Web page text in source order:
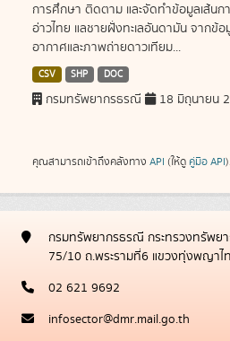
การศึกษา ติดตาม และจัดทำข้อมูลเส้นก
อ่าวไทย แลชายฝั่งทะเลอันดามัน จากข้
อากาศและภาพถ่ายดาวเทียม...
CSV SHP DOC
กรมทรัพยากรธรณี 18 มิถุนายน
คุณสามารถเข้าถึงคลังทาง API (ให้ดู คู่มือ API).
กรมทรัพยากรธรณี กระทรวงทรัพย
75/10 ถ.พระรามที่6 แขวงทุ่งพญาไ
02 621 9692
infosector@dmr.mail.go.th